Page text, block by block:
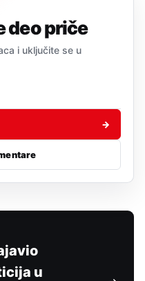
deo priče
i uključite se u
→
u